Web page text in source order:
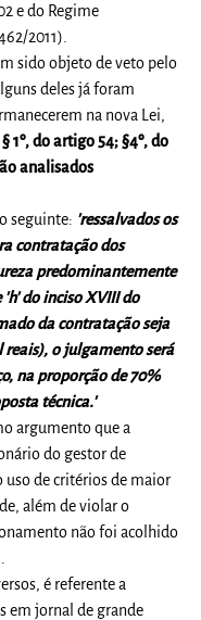
e do Regime
2011).
sido objeto de veto pelo
deles já foram
na nova Lei,
1º, do artigo 54; §4º, do
analisados
seguinte: 'ressalvados os
contratação dos
predominantemente
do inciso XVIII do
da contratação seja
reais), o julgamento será
na proporção de 70%
técnica.'
argumento que a
do gestor de
uso de critérios de maior
além de violar o
não foi acolhido
é referente a
em jornal de grande